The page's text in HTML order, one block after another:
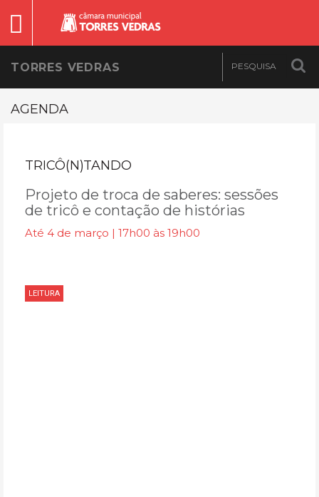
TORRES VEDRAS
AGENDA
TRICÔ(N)TANDO
Projeto de troca de saberes: sessões
de tricô e contação de histórias
Até 4 de março | 17h00 às 19h00
LEITURA